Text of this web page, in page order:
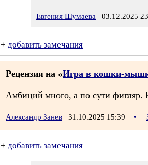
Евгения Шумаева 03.12.2025
+ добавить замечания
Рецензия на «Игра в кошки-
Амбиций много, а по сути фигляр.
Александр Занев 31.10.2025 15:39 •
+ добавить замечания